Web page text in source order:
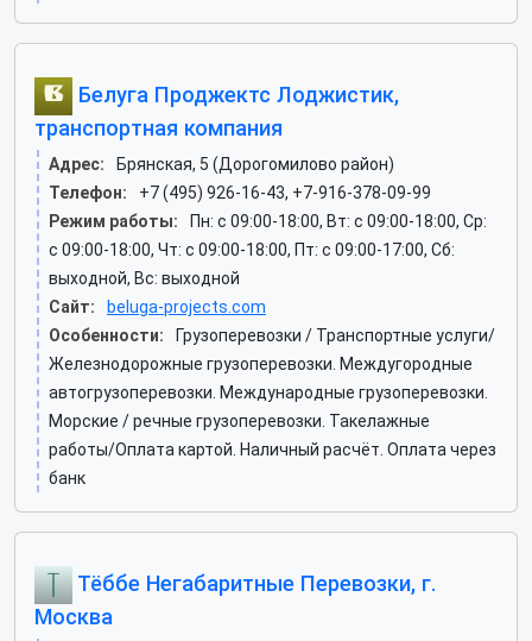
Белуга Проджектс Лоджистик,
транспортная компания
Адрес:
Брянская, 5 (Дорогомилово район)
Телефон:
+7 (495) 926-16-43, +7-916-378-09-99
Режим работы:
Пн: c 09:00-18:00, Вт: c 09:00-18:00, Ср:
c 09:00-18:00, Чт: c 09:00-18:00, Пт: c 09:00-17:00, Сб:
выходной, Вс: выходной
Сайт:
beluga-projects.com
Особенности:
Грузоперевозки / Транспортные услуги/
Железнодорожные грузоперевозки. Междугородные
автогрузоперевозки. Международные грузоперевозки.
Морские / речные грузоперевозки. Такелажные
работы/Оплата картой. Наличный расчёт. Оплата через
банк
Тёббе Негабаритные Перевозки, г.
Москва